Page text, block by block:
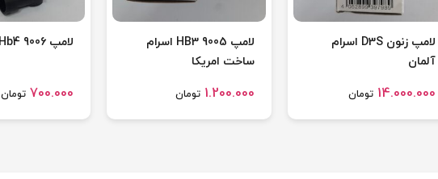
لامپ زنون D3S اسرام
آلمان
تومان14.000.000
لامپ HB3 9005 اسرام
ساخت امریکا
تومان1.200.000
لامپ Hb4 9006 فیلیپس
تومان700.000